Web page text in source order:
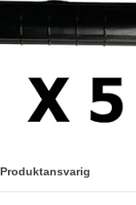
Produktansvarig